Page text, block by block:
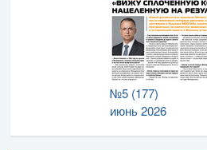
№5 (177)
июнь 2026